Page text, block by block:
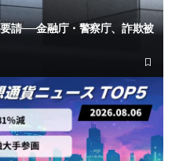
請──金融庁・警察庁、詐欺被